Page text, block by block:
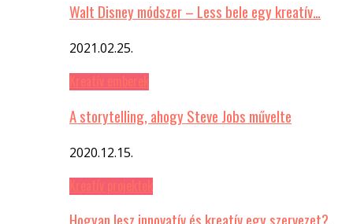
Walt Disney módszer – Less bele egy kreatív…
2021.02.25.
A storytelling, ahogy Steve Jobs művelte
2020.12.15.